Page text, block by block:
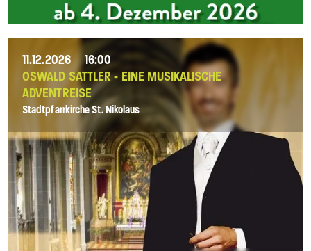
11.12.2026
16:00
OSWALD SATTLER - EINE MUSIKALISCHE
ADVENTREISE
Stadtpfarrkirche St. Nikolaus